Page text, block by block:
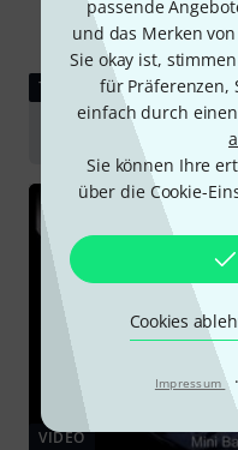
passende
und das Merken
Sie okay ist,
für Präferenzen,
einfach durch
Sie können Ihre
über die Cookie-
Cookies
Impressum ·
TESTBERICHT
Kala U-Bass Nomad
VIDEO